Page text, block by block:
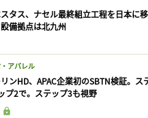
スタス、ナセル最終組立工程を日本に移
備拠点は北九州
アパレル
リンHD、APAC企業初のSBTN検証。ス
プ2で。ステップ3も視野